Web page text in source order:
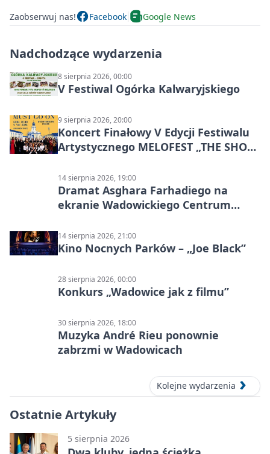
Zaobserwuj nas! Facebook Google News
Nadchodzące wydarzenia
8 sierpnia 2026, 00:00
V Festiwal Ogórka Kalwaryjskiego
9 sierpnia 2026, 20:00
Koncert Finałowy V Edycji Festiwalu
Artystycznego MELOFEST „THE SHOW
14 sierpnia 2026, 19:00
Dramat Asghara Farhadiego na
ekranie Wadowickiego Centrum
14 sierpnia 2026, 21:00
Kino Nocnych Parków – „Joe Black”
28 sierpnia 2026, 00:00
Konkurs „Wadowice jak z filmu”
30 sierpnia 2026, 18:00
Muzyka André Rieu ponownie
zabrzmi w Wadowicach
Kolejne wydarzenia
Ostatnie Artykuły
5 sierpnia 2026